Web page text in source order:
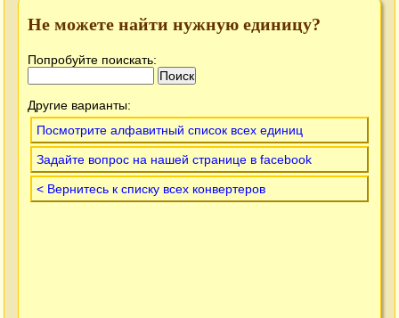
Не можете найти нужную единицу?
Попробуйте поискать:
Другие варианты:
Посмотрите алфавитный список всех единиц
Задайте вопрос на нашей странице в facebook
< Вернитесь к списку всех конвертеров